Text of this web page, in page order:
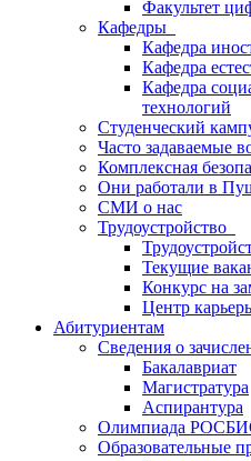
Факультет
Кафедры
Кафедра
Кафедра
Кафедра
технологий
Студенческий
Часто задаваемые
Комплексная
Они работали в
СМИ о нас
Трудоустройство
Текущие
Конкурс на
Центр
Абитуриентам
Сведения о
Бакалавриат
Магистратура
Аспирантура
Олимпиада
Образовательные